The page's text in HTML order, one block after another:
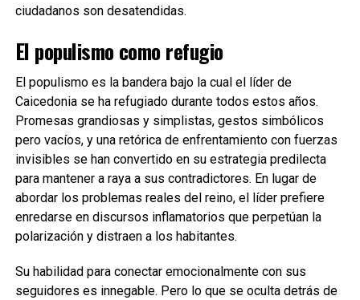
ciudadanos son desatendidas.
El populismo como refugio
El populismo es la bandera bajo la cual el líder de
Caicedonia se ha refugiado durante todos estos años.
Promesas grandiosas y simplistas, gestos simbólicos
pero vacíos, y una retórica de enfrentamiento con fuerzas
invisibles se han convertido en su estrategia predilecta
para mantener a raya a sus contradictores. En lugar de
abordar los problemas reales del reino, el líder prefiere
enredarse en discursos inflamatorios que perpetúan la
polarización y distraen a los habitantes.
Su habilidad para conectar emocionalmente con sus
seguidores es innegable. Pero lo que se oculta detrás de